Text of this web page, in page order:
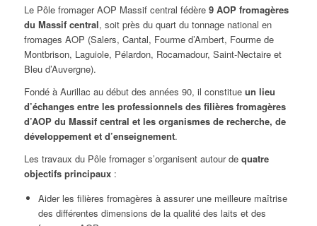
Le Pôle fromager AOP Massif central fédère 9 AOP fromagères
du Massif central, soit près du quart du tonnage national en
fromages AOP (Salers, Cantal, Fourme d’Ambert, Fourme de
Montbrison, Laguiole, Pélardon, Rocamadour, Saint-Nectaire et
Bleu d’Auvergne).
Fondé à Aurillac au début des années 90, il constitue un lieu
d’échanges entre les professionnels des filières fromagères
d’AOP du Massif central et les organismes de recherche, de
développement et d’enseignement.
Les travaux du Pôle fromager s’organisent autour de quatre
objectifs principaux:
Aider les filières fromagères à assurer une meilleure maîtrise
des différentes dimensions de la qualité des laits et des